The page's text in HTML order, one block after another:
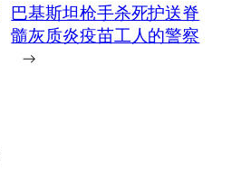
巴基斯坦枪手杀死护送脊
髓灰质炎疫苗工人的警察
→